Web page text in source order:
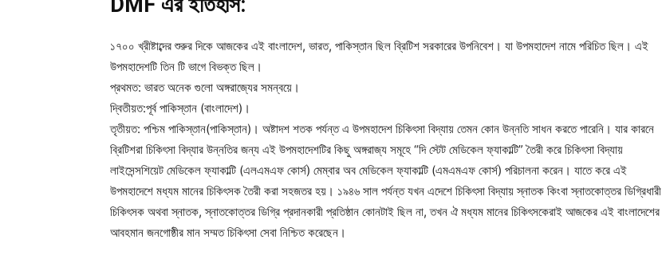
১৭০০ খ্রীষ্টাব্দের শুরুর দিকে আজকের এই বাংলাদেশ, ভারত, পাকিস্তান ছিল ব্রিটিশ সরকারের উপনিবেশ। যা উপমহাদেশ নামে পরিচিত ছিল। এই
উপমহাদেশটি তিন টি ভাগে বিভক্ত ছিল।
প্রথমত: ভারত অনেক গুলো অঙ্গরাজ্যের সমন্বয়ে।
দ্বিতীয়ত:পূর্ব পাকিস্তান (বাংলাদেশ)।
তৃতীয়ত: পশ্চিম পাকিস্তান(পাকিস্তান)। অষ্টাদশ শতক পর্যন্ত এ উপমহাদেশ চিকিৎসা বিদ্যায় তেমন কোন উন্নতি সাধন করতে পারেনি। যার কারনে
ব্রিটিশরা চিকিৎসা বিদ্যার উন্নতির জন্য এই উপমহাদেশটির কিছু অঙ্গরাজ্য সমূহে “দি স্টেট মেডিকেল ফ্যাকাল্টি” তৈরী করে চিকিৎসা বিদ্যায়
লাইসেন্সশিয়েট মেডিকেল ফ্যাকাল্টি (এলএমএফ কোর্স) মেম্বার অব মেডিকেল ফ্যাকাল্টি (এমএমএফ কোর্স) পরিচালনা করেন। যাতে করে এই
উপমহাদেশে মধ্যম মানের চিকিৎসক তৈরী করা সহজতর হয়। ১৯৪৬ সাল পর্যন্ত যখন এদেশে চিকিৎসা বিদ্যায় স্নাতক কিংবা স্নাতকোত্তর ডিগ্রিধারী
চিকিৎসক অথবা স্নাতক, স্নাতকোত্তর ডিগ্রি প্রদানকারী প্রতিষ্ঠান কোনটাই ছিল না, তখন ঐ মধ্যম মানের চিকিৎসকেরাই আজকের এই বাংলাদেশের
আবহমান জনগোষ্ঠীর মান সম্মত চিকিৎসা সেবা নিশ্চিত করেছেন।